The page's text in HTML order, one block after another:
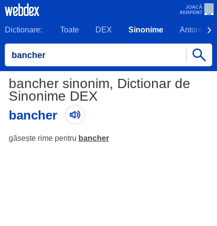
Dictionare: Toate DEX Sinonime Antonime
bancher sinonim, Dictionar de
Sinonime DEX
bancher
găsește rime pentru bancher